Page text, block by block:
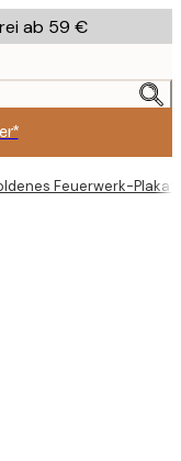
ab 59 €
Feuerwerk-Plakat